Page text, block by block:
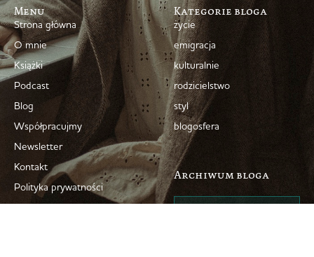
Menu
Strona główna
O mnie
Książki
Podcast
Blog
Współpracujmy
Newsletter
Kontakt
Polityka prywatności
Kategorie bloga
życie
emigracja
kulturalnie
rodzicielstwo
styl
blogosfera
Archiwum bloga